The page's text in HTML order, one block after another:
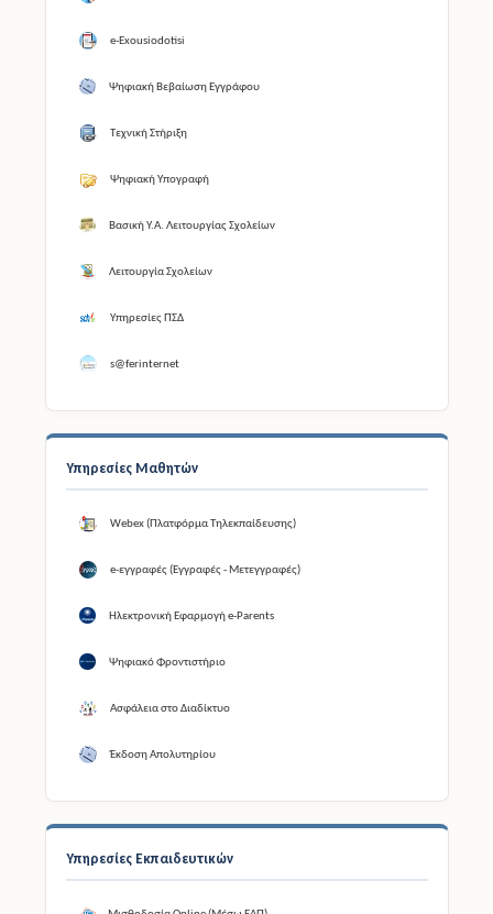
Υπηρεσίες Μαθητών
Υπηρεσίες Εκπαιδευτικών